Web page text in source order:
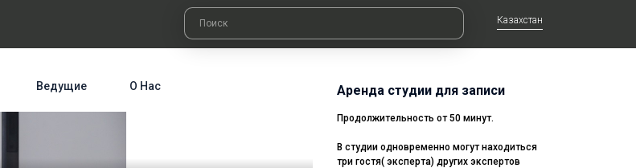
Казахстан
Ведущие О Нас Аренда студии для записи
Продолжительность от 50 минут.
В студии одновременно могут находиться
три гостя( эксперта) других экспертов